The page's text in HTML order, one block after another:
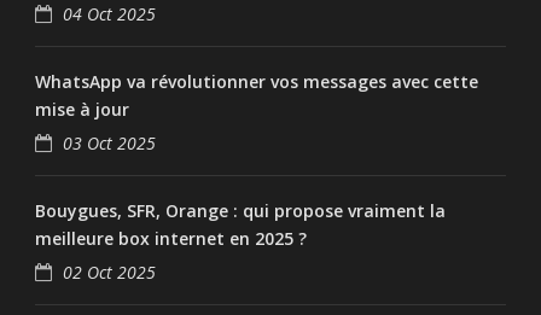
04 Oct 2025
WhatsApp va révolutionner vos messages avec cette
mise à jour
03 Oct 2025
Bouygues, SFR, Orange : qui propose vraiment la
meilleure box internet en 2025 ?
02 Oct 2025